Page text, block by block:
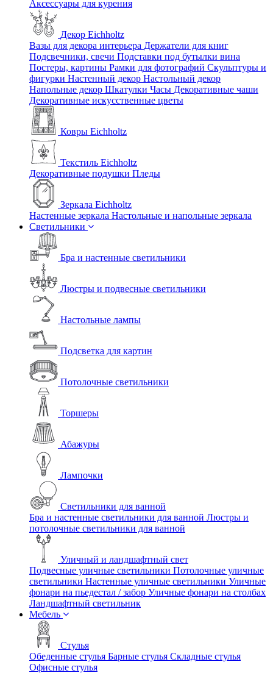
Аксессуары для курения
Декор Eichholtz
Вазы для декора интерьера Держатели для книг
Подсвечники, свечи Подставки под бутылки вина
Постеры, картины Рамки для фотографий Скульптуры и
фигурки Настенный декор Настольный декор
Напольные декор Шкатулки Часы Декоративные чаши
Декоративные искусственные цветы
Ковры Eichholtz
Текстиль Eichholtz
Декоративные подушки Пледы
Зеркала Eichholtz
Настенные зеркала Настольные и напольные зеркала
Светильники
Бра и настенные светильники
Люстры и подвесные светильники
Настольные лампы
Подсветка для картин
Потолочные светильники
Торшеры
Абажуры
Лампочки
Светильники для ванной
Бра и настенные светильники для ванной Люстры и
потолочные светильники для ванной
Уличный и ландшафтный свет
Подвесные уличные светильники Потолочные уличные
светильники Настенные уличные светильники Уличные
фонари на пьедестал / забор Уличные фонари на столбах
Ландшафтный светильник
Мебель
Стулья
Обеденные стулья Барные стулья Складные стулья
Офисные стулья